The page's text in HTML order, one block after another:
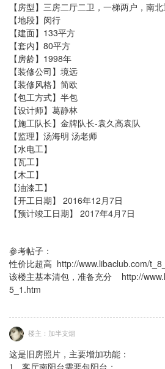
【房型】三房二厅二卫，一梯两户，南
【地段】闵行
【建面】133平方
【套内】80平方
【房龄】1998年
【装修公司】境远
【装修风格】简欧
【包工方式】半包
【设计师】葛静林
【施工队长】金牌队长-袁久高袁队
【监理】汤海明 汤老师
【水电工】
【瓦工】
【木工】
【油漆工】
【开工日期】 2016年12月7日
【预计竣工日期】 2017年4月7日
参考帖子：
性价比超高 http://www.libaclub.com/
该楼主基本清包，准备充分 http://
5_1.htm
楼主：加半支烟
这是旧房照片，主要增加功能：